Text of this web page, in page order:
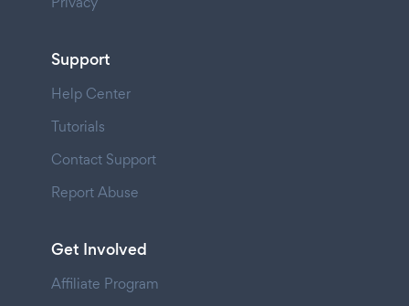
Support
Help Center
Tutorials
Contact Support
Report Abuse
Get Involved
Affiliate Program